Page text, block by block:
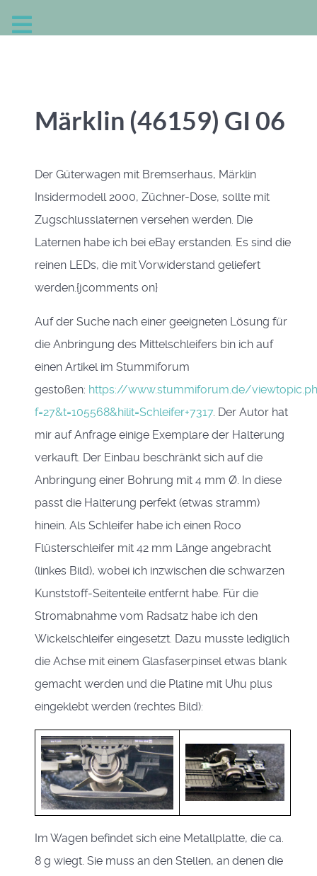
Märklin (46159) GI 06
Der Güterwagen mit Bremserhaus, Märklin
Insidermodell 2000, Züchner-Dose, sollte mit
Zugschlusslaternen versehen werden. Die
Laternen habe ich bei eBay erstanden. Es sind die
reinen LEDs, die mit Vorwiderstand geliefert
werden.{jcomments on}
Auf der Suche nach einer geeigneten Lösung für
die Anbringung des Mittelschleifers bin ich auf
einen Artikel im Stummiforum
gestoßen: https://www.stummiforum.de/
f=27&t=105568&hilit=Schleifer+7317. Der Autor hat
mir auf Anfrage einige Exemplare der Halterung
verkauft. Der Einbau beschränkt sich auf die
Anbringung einer Bohrung mit 4 mm Ø. In diese
passt die Halterung perfekt (etwas stramm)
hinein. Als Schleifer habe ich einen Roco
Flüsterschleifer mit 42 mm Länge angebracht
(linkes Bild), wobei ich inzwischen die schwarzen
Kunststoff-Seitenteile entfernt habe. Für die
Stromabnahme vom Radsatz habe ich den
Wickelschleifer eingesetzt. Dazu musste lediglich
die Achse mit einem Glasfaserpinsel etwas blank
gemacht werden und die Platine mit Uhu plus
eingeklebt werden (rechtes Bild):
Im Wagen befindet sich eine Metallplatte, die ca.
8 g wiegt. Sie muss an den Stellen, an denen die